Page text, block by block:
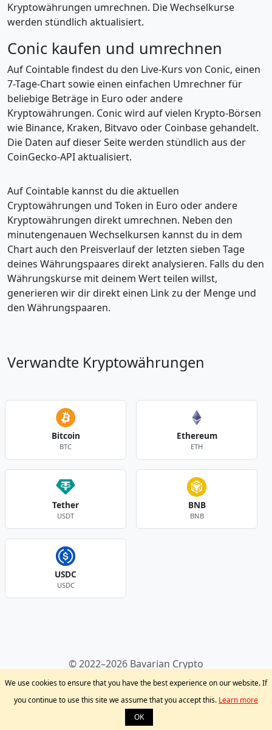
Kryptowährungen umrechnen. Die Wechselkurse
werden stündlich aktualisiert.
Conic kaufen und umrechnen
Auf Cointable findest du den Live-Kurs von Conic, einen
7-Tage-Chart sowie einen einfachen Umrechner für
beliebige Beträge in Euro oder andere
Kryptowährungen. Conic wird auf vielen Krypto-Börsen
wie Binance, Kraken, Bitvavo oder Coinbase gehandelt.
Die Daten auf dieser Seite werden stündlich aus der
CoinGecko-API aktualisiert.
Auf Cointable kannst du die aktuellen
Cryptowährungen und Token in Euro oder andere
Kryptowährungen direkt umrechnen. Neben den
minutengenauen Wechselkursen kannst du in dem
Chart auch den Preisverlauf der letzten sieben Tage
deines Währungspaares direkt analysieren. Falls du den
Währungskurse mit deinem Wert teilen willst,
generieren wir dir direkt einen Link zu der Menge und
den Währungspaaren.
Verwandte Kryptowährungen
Bitcoin
BTC
Ethereum
ETH
Tether
USDT
BNB
BNB
USDC
USDC
© 2022–2026 Bavarian Crypto
Kryptowährungen
Privacy Policy
Disclaimer
Krypto Blog
Support
We use cookies to ensure that you have the best experience on our website. If
you continue to use this site we assume that you accept this. Learn more
OK